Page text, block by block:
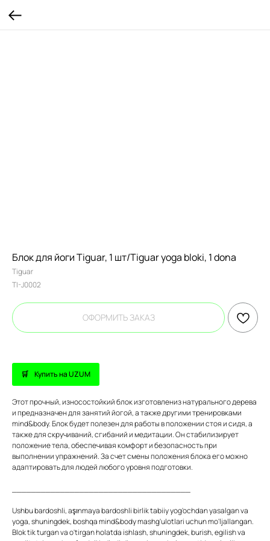
Блок для йоги Tiguar, 1 шт/Tiguar yoga bloki, 1 dona
Tiguar
TI-J0002
ОФОРМИТЬ ЗАКАЗ
Купить на UZUM
Этот прочный, износостойкий блок изготовлениз натурального дерева
и предназначен для занятий йогой, а также другими тренировками
mind&body. Блок будет полезен для работы в положении стоя и сидя, а
также для скручиваний, сгибаний и медитации. Он стабилизирует
положение тела, обеспечивая комфорт и безопасность при
выполнении упражнений. За счет смены положения блока его можно
адаптировать для людей любого уровня подготовки.
Ushbu bardoshli, aşınmaya bardoshli birlik tabiiy yog'ochdan yasalgan va
yoga, shuningdek, boshqa mind&body mashg'ulotlari uchun mo'ljallangan.
Blok tik turgan va o'tirgan holatda ishlash, shuningdek, burish, egilish va